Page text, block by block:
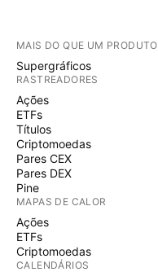
MAIS DO QUE UM PRODUTO
Supergráficos
RASTREADORES
Ações
ETFs
Títulos
Criptomoedas
Pares CEX
Pares DEX
Pine
MAPAS DE CALOR
Ações
ETFs
Criptomoedas
CALENDÁRIOS